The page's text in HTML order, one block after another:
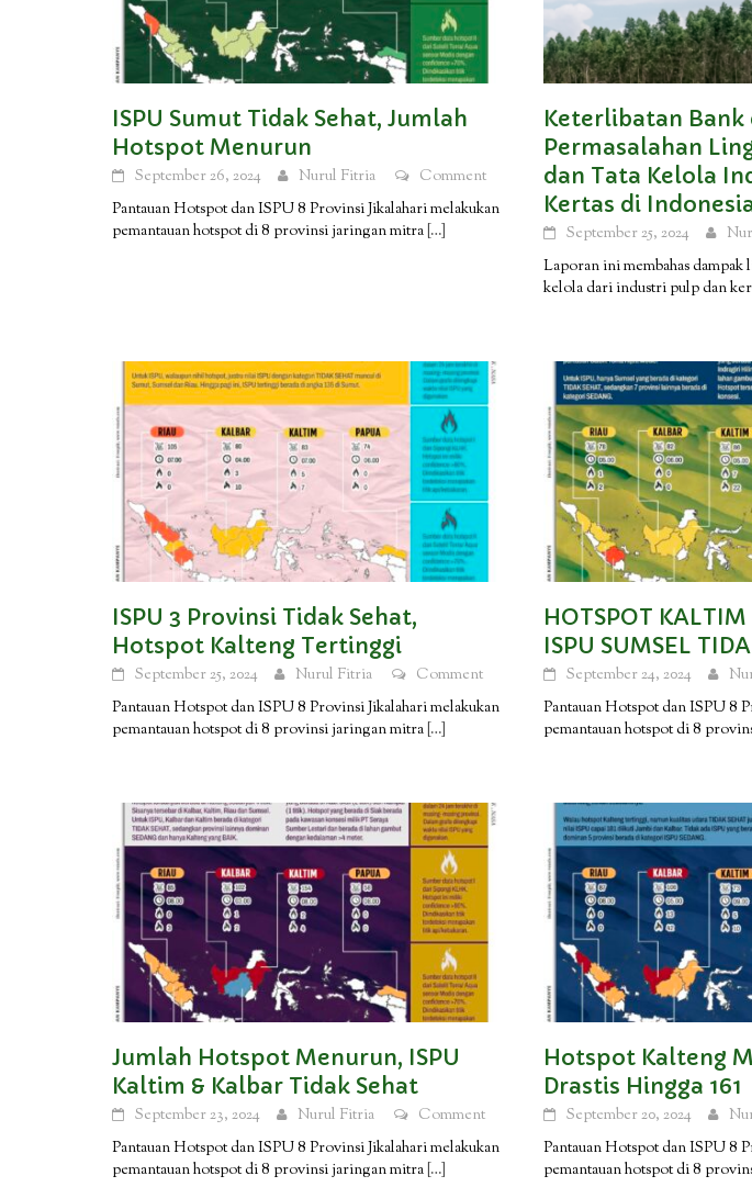
ISPU Sumut Tidak Sehat, Jumlah
Hotspot Menurun
September 26, 2024 Nurul Fitria
Comment
Pantauan Hotspot dan ISPU 8 Provinsi Jikalahari melakukan
pemantauan hotspot di 8 provinsi jaringan mitra […]
Keterlibatan Bank
Permasalahan
dan Tata Kelola
Kertas di
September 25, 2024
Laporan ini membahas dampak
kelola dari industri pulp dan
ISPU 3 Provinsi Tidak Sehat,
Hotspot Kalteng Tertinggi
September 25, 2024 Nurul Fitria
Comment
Pantauan Hotspot dan ISPU 8 Provinsi Jikalahari melakukan
pemantauan hotspot di 8 provinsi jaringan mitra […]
HOTSPOT
ISPU SUMSEL
September 24, 2024
Pantauan Hotspot dan ISPU 8
pemantauan hotspot di 8
Jumlah Hotspot Menurun, ISPU
Kaltim & Kalbar Tidak Sehat
September 23, 2024 Nurul Fitria
Comment
Pantauan Hotspot dan ISPU 8 Provinsi Jikalahari melakukan
pemantauan hotspot di 8 provinsi jaringan mitra […]
Hotspot Kalteng
Drastis Hingga 161
September 20, 2024
Pantauan Hotspot dan ISPU 8
pemantauan hotspot di 8